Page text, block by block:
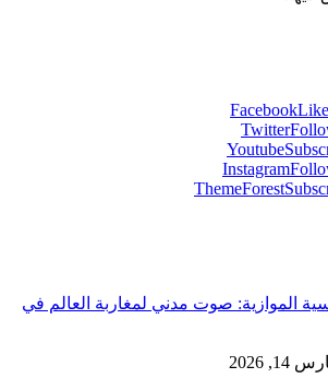
Facebook
Twitter
Youtube
Instagram
ThemeForest
الموازية: صوت مدني لمغاربة العالم في
14, 2026